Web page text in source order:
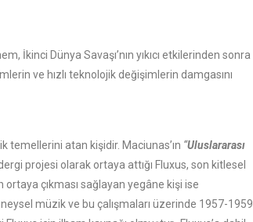
İkinci Dünya Savaşı’nın yıkıcı etkilerinden sonra
ve hızlı teknolojik değişimlerin damgasını
temellerini atan kişidir. Maciunas’ın “Uluslararası
projesi olarak ortaya attığı Fluxus, son kitlesel
çıkması sağlayan yegâne kişi ise
müzik ve bu çalışmaları üzerinde 1957-1959